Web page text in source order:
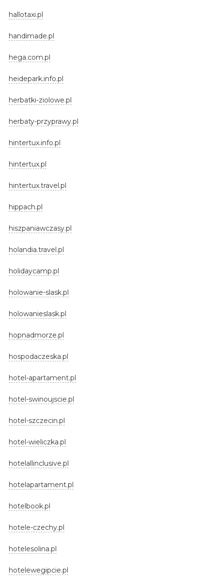
hallotaxi.pl
handimade.pl
hega.com.pl
heidepark.info.pl
herbatki-ziolowe.pl
herbaty-przyprawy.pl
hintertux.info.pl
hintertux.pl
hintertux.travel.pl
hippach.pl
hiszpaniawczasy.pl
holandia.travel.pl
holidaycamp.pl
holowanie-slask.pl
holowanieslask.pl
hopnadmorze.pl
hospodaczeska.pl
hotel-apartament.pl
hotel-swinoujscie.pl
hotel-szczecin.pl
hotel-wieliczka.pl
hotelallinclusive.pl
hotelapartament.pl
hotelbook.pl
hotele-czechy.pl
hotelesolina.pl
hotelewegipcie.pl